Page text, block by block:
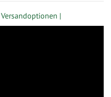
Versandoptionen |